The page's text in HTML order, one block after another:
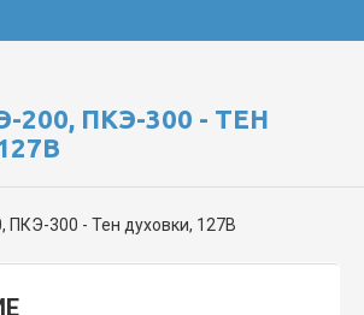
200, ПКЭ-300 - ТЕН